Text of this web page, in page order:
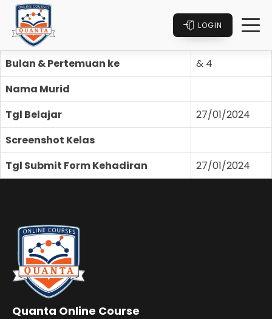
LOGIN
Bulan & Pertemuan ke
& 4
Nama Murid
Tgl Belajar
27/01/2024
Screenshot Kelas
Tgl Submit Form Kehadiran
27/01/2024
Quanta Online Course